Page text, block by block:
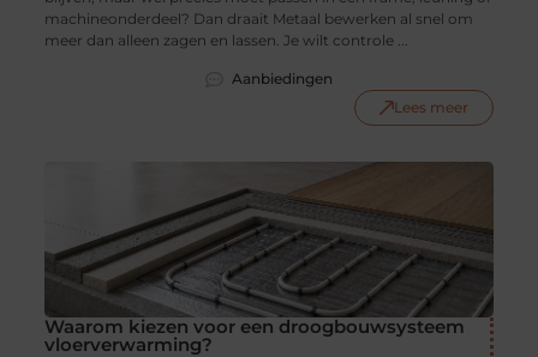
machineonderdeel? Dan draait Metaal bewerken al snel om
meer dan alleen zagen en lassen. Je wilt controle ...
Aanbiedingen
Lees meer
Waarom kiezen voor een droogbouwsysteem
vloerverwarming?